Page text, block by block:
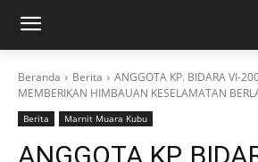
Beranda Berita
ANGGOTA KP. BIDARA VI-
MEMBERIKAN HIMBAUAN KESELAMATAN
Berita Marnit Muara Kubu
ANGGOTA KP.